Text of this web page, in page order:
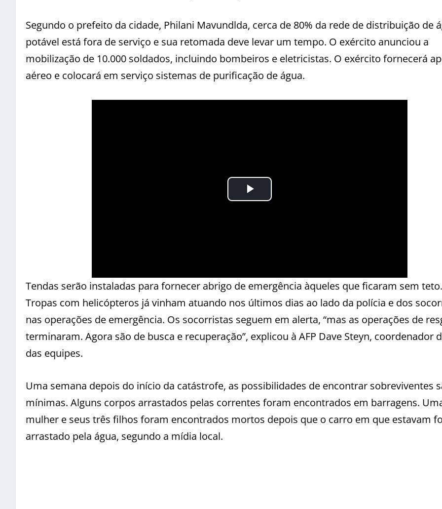
Segundo o prefeito da cidade, Philani Mavundlda, cerca de 80% da rede de distribuição de
potável está fora de serviço e sua retomada deve levar um tempo. O exército anunciou a
mobilização de 10.000 soldados, incluindo bombeiros e eletricistas. O exército fornecerá
aéreo e colocará em serviço sistemas de purificação de água.
Tendas serão instaladas para fornecer abrigo de emergência àqueles que ficaram sem teto.
Tropas com helicópteros já vinham atuando nos últimos dias ao lado da polícia e dos
nas operações de emergência. Os socorristas seguem em alerta, “mas as operações de
terminaram. Agora são de busca e recuperação”, explicou à AFP Dave Steyn, coordenador
das equipes.
Uma semana depois do início da catástrofe, as possibilidades de encontrar sobreviventes
mínimas. Alguns corpos arrastados pelas correntes foram encontrados em barragens.
mulher e seus três filhos foram encontrados mortos depois que o carro em que estavam
arrastado pela água, segundo a mídia local.